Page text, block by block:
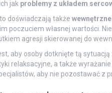
jak problemy z układem
doświadczają także
poczuciem własnej wartości.
agresji skierowanej do
aby osoby dotknięte tą sytuacją
relaksacyjne, a także
aby nie pozostawać z